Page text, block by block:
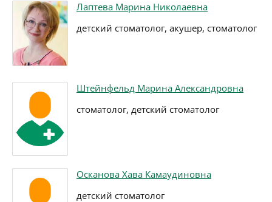
Лаптева Марина Николаевна
детский стоматолог, акушер, стоматолог
Штейнфельд Марина Александровна
стоматолог, детский стоматолог
Осканова Хава Камаудиновна
детский стоматолог